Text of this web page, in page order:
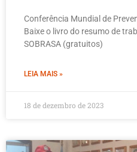
Conferência Mundial de
Baixe o livro do resumo de
SOBRASA (gratuitos)
LEIA MAIS »
18 de dezembro de 2023